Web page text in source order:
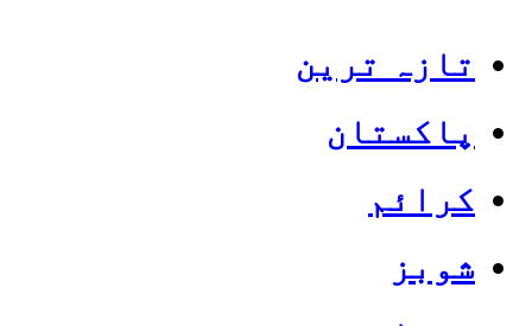
تازہ ترین
پاکستان
کرائم
شوبز
Categories
Top News